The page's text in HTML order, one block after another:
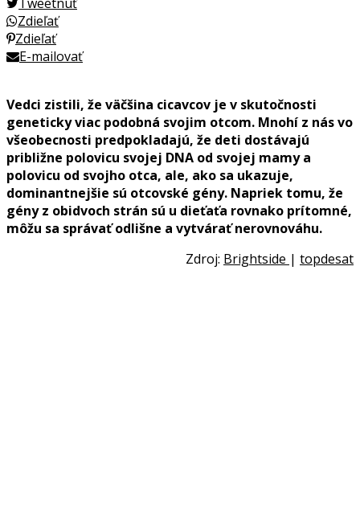
Zdieľať
Zdieľať
E-mailovať
Vedci zistili, že väčšina cicavcov je v skutočnosti
geneticky viac podobná svojim otcom. Mnohí z nás vo
všeobecnosti predpokladajú, že deti dostávajú
približne polovicu svojej DNA od svojej mamy a
polovicu od svojho otca, ale, ako sa ukazuje,
dominantnejšie sú otcovské gény. Napriek tomu, že
gény z obidvoch strán sú u dieťaťa rovnako prítomné,
môžu sa správať odlišne a vytvárať nerovnováhu.
Zdroj: Brightside | topdesat